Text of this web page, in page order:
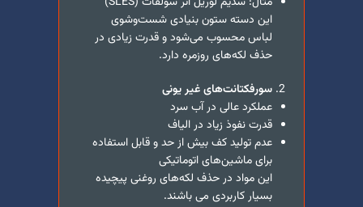
این دسته ستون بنیادی شست‌وشوی
لباس محسوب می‌شود و قدرت زیادی در
حذف لکه‌های روزمره دارد.
سورفکتانت‌های غیر یونی
عملکرد عالی در آب سرد
قدرت نفوذ زیاد در الیاف
عدم تولید کف بیش از حد و قابل استفاده
برای ماشین‌های اتوماتیکی
این مواد در حذف لکه‌های روغنی پیچیده
بسیار کاربردی می باشند.